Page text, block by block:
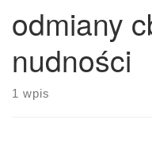
odmiany
nudności
1 wpis